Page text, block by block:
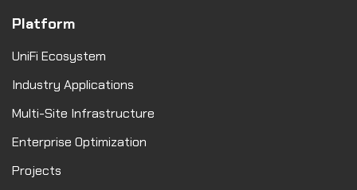
Platform
UniFi Ecosystem
Industry Applications
Multi-Site Infrastructure
Enterprise Optimization
Projects